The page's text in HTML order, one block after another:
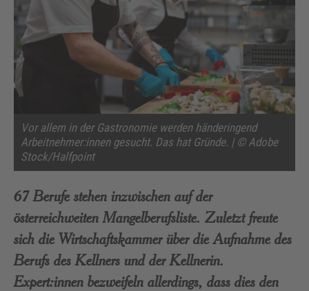
Vor allem in der Gastronomie werden händeringend
Arbeitnehmer:innen gesucht. Das hat Gründe. | © Adobe
Stock/Halfpoint
67 Berufe stehen inzwischen auf der
österreichweiten Mangelberufsliste. Zuletzt freute
sich die Wirtschaftskammer über die Aufnahme des
Berufs des Kellners und der Kellnerin.
Expert:innen bezweifeln allerdings, dass dies den